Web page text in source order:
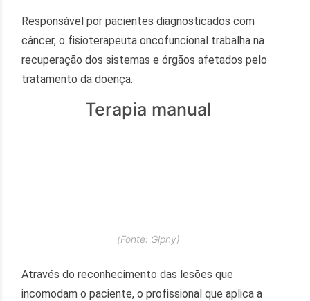
Responsável por pacientes diagnosticados com
câncer, o fisioterapeuta oncofuncional trabalha na
recuperação dos sistemas e órgãos afetados pelo
tratamento da doença.
Terapia manual
(Fonte: Giphy)
Através do reconhecimento das lesões que
incomodam o paciente, o profissional que aplica a